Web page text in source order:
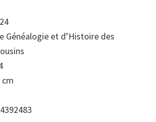
Généalogie et d’Histoire des
cm